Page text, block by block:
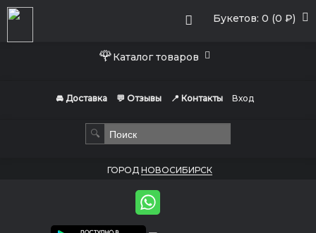
Букетов: 0 (0 ₽)
🌹Каталог товаров
🚘 Доставка 💬 Отзывы 📍 Контакты Вход
🔍
ГОРОД НОВОСИБИРСК